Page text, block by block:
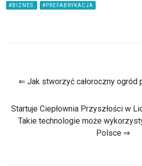
#BIZNES #PREFABRYKACJA
⇐ Jak stworzyć całoroczny ogród
Startuje Ciepłownia Przyszłości w
Takie technologie może
Polsce ⇒